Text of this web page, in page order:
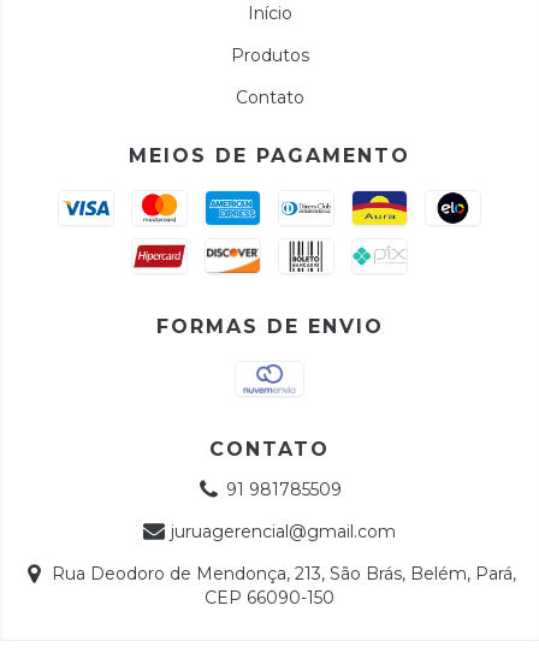
Início
Produtos
Contato
MEIOS DE PAGAMENTO
FORMAS DE ENVIO
CONTATO
91 981785509
juruagerencial@gmail.com
Rua Deodoro de Mendonça, 213, São Brás, Belém, Pará,
CEP 66090-150